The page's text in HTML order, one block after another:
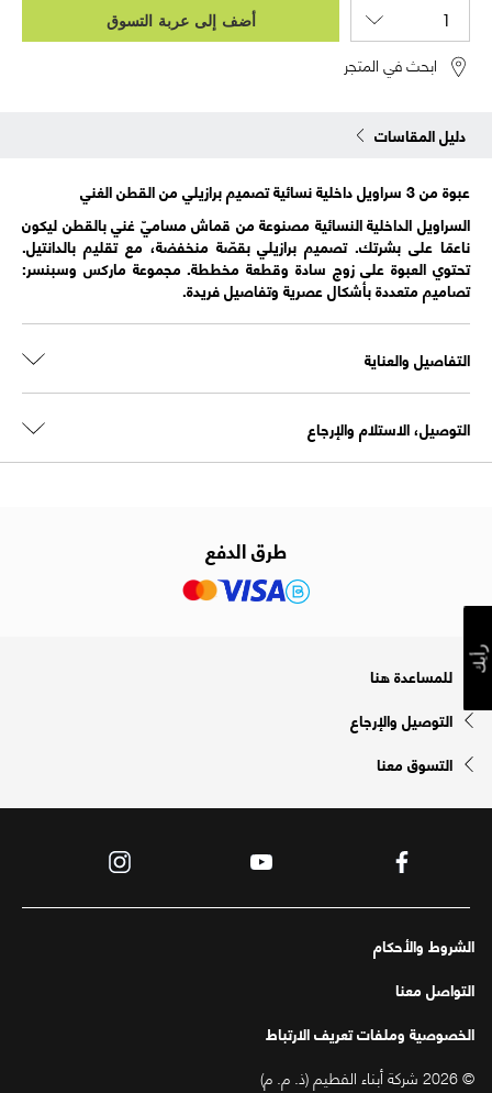
أضف إلى عربة التسوق
ابحث في المتجر
دليل المقاسات
عبوة من 3 سراويل داخلية نسائية تصميم برازيلي من القطن الغني
السراويل الداخلية النسائية مصنوعة من قماش مساميّ غني بالقطن ليكون
ناعمًا على بشرتك. تصميم برازيلي بقصّة منخفضة، مع تقليم بالدانتيل.
تحتوي العبوة على زوج سادة وقطعة مخططة. مجموعة ماركس وسبنسر:
تصاميم متعددة بأشكال عصرية وتفاصيل فريدة.
التفاصيل والعناية
التوصيل، الاستلام والإرجاع
طرق الدفع
للمساعدة هنا
التوصيل والإرجاع
التسوق معنا
الشروط والأحكام
التواصل معنا
الخصوصية وملفات تعريف الارتباط
© 2026 شركة أبناء الفطيم (ذ. م. م)
رأيك